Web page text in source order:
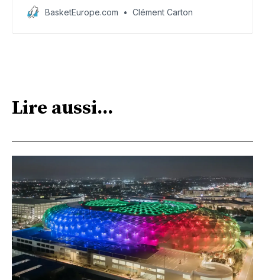
va disputer face à la Belgique sa deuxième demi-
finale olympique avec l’équipe de France. Elle parle
BasketEurope.com Clément Carton
Lire aussi...